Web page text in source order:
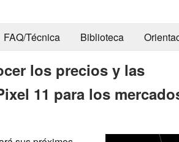
FAQ/Técnica
Biblioteca
los precios y las
11 para los